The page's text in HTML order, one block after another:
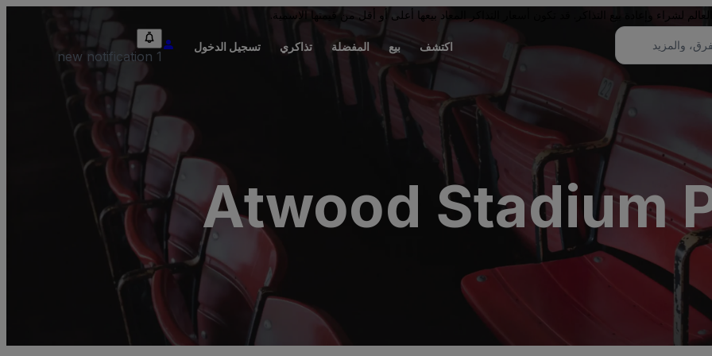
لشراء وإعادة بيع التذاكر. قد تكون أسعار التذاكر المعاد بيعها أعلى أو أقل من قيمتها الاسمية.
اكتشف بيع المفضلة تذاكري تسجيل الدخول
1 new notification
Atwood Stadium